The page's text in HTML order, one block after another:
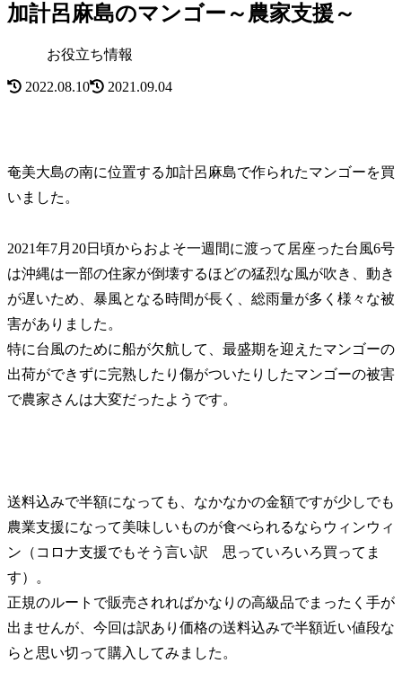
加計呂麻島のマンゴー～農家支援～
お役立ち情報
2022.08.10 2021.09.04
奄美大島の南に位置する加計呂麻島で作られたマンゴーを買
いました。
2021年7月20日頃からおよそ一週間に渡って居座った台風6号
は沖縄は一部の住家が倒壊するほどの猛烈な風が吹き、動き
が遅いため、暴風となる時間が長く、総雨量が多く様々な被
害がありました。
特に台風のために船が欠航して、最盛期を迎えたマンゴーの
出荷ができずに完熟したり傷がついたりしたマンゴーの被害
で農家さんは大変だったようです。
送料込みで半額になっても、なかなかの金額ですが少しでも
農業支援になって美味しいものが食べられるならウィンウィ
ン（コロナ支援でもそう 言い訳
思っていろいろ買ってま
す）。
正規のルートで販売されればかなりの高級品でまったく手が
出ませんが、今回は訳あり価格の送料込みで半額近い値段な
らと思い切って購入してみました。